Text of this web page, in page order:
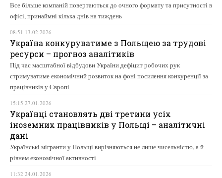
Все більше компаній повертаються до очного формату та присутності в
офісі, принаймні кілька днів на тиждень
08:51 13.02.2026
Україна конкуруватиме з Польщею за трудові
ресурси – прогноз аналітиків
Під час масштабної відбудови України дефіцит робочих рук
стримуватиме економічний розвиток на фоні посилення конкуренції за
працівників у Європі
15:15 27.01.2026
Українці становлять дві третини усіх
іноземних працівників у Польщі – аналітичні
дані
Українські мігранти у Польщі вирізняються не лише чисельністю, а й
рівнем економічної активності
11:32 24.01.2026